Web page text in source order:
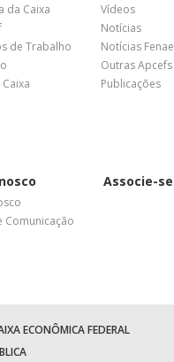
da Caixa
de Trabalho
Vídeos
Notícias
Notícias Fenae
Outras Apcefs
Publicações
Comunicação
Associe-se
ECONÔMICA FEDERAL